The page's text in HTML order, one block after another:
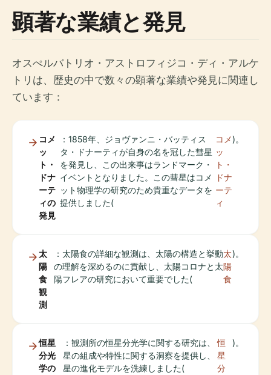
顕著な業績と発見
オスぺルバトリオ・アストロフィジコ・ディ・アルケ
トリは、歴史の中で数々の顕著な業績や発見に関連し
ています：
コメ
ッ
ト・
ドナ
ーテ
ィの
発見
：1858年、ジョヴァンニ・バッティス
タ・ドナーティが自身の名を冠した彗星
を発見し、この出来事はランドマーク・
イベントとなりました。この彗星はコメ
ット物理学の研究のため貴重なデータを
提供しました(
コメ
ッ
ト・
ドナ
ーテ
ィ
)。
太
陽
食
観
測
：太陽食の詳細な観測は、太陽の構造と挙動
の理解を深めるのに貢献し、太陽コロナと太
陽フレアの研究において重要でした(
太
陽
食
)。
恒星
分光
学の
：観測所の恒星分光学に関する研究は、
星の組成や特性に関する洞察を提供し、
星の進化モデルを洗練しました(
恒
星
分
)。